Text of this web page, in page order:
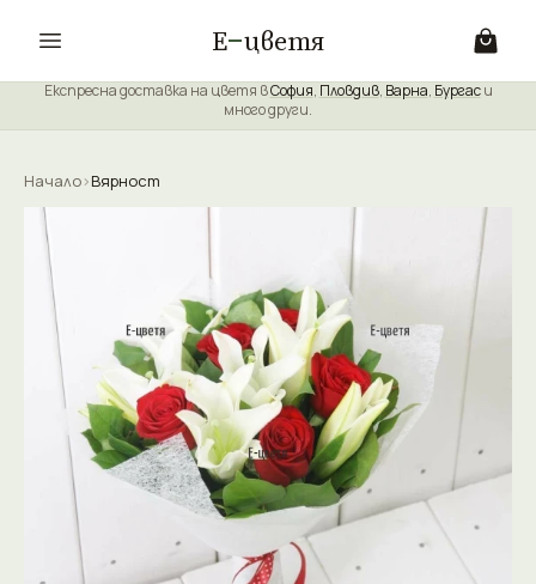
Е цветя
Експресна доставка на цветя вСофия, Пловдив, Варна, Бургаси
много други.
Начало›Вярност